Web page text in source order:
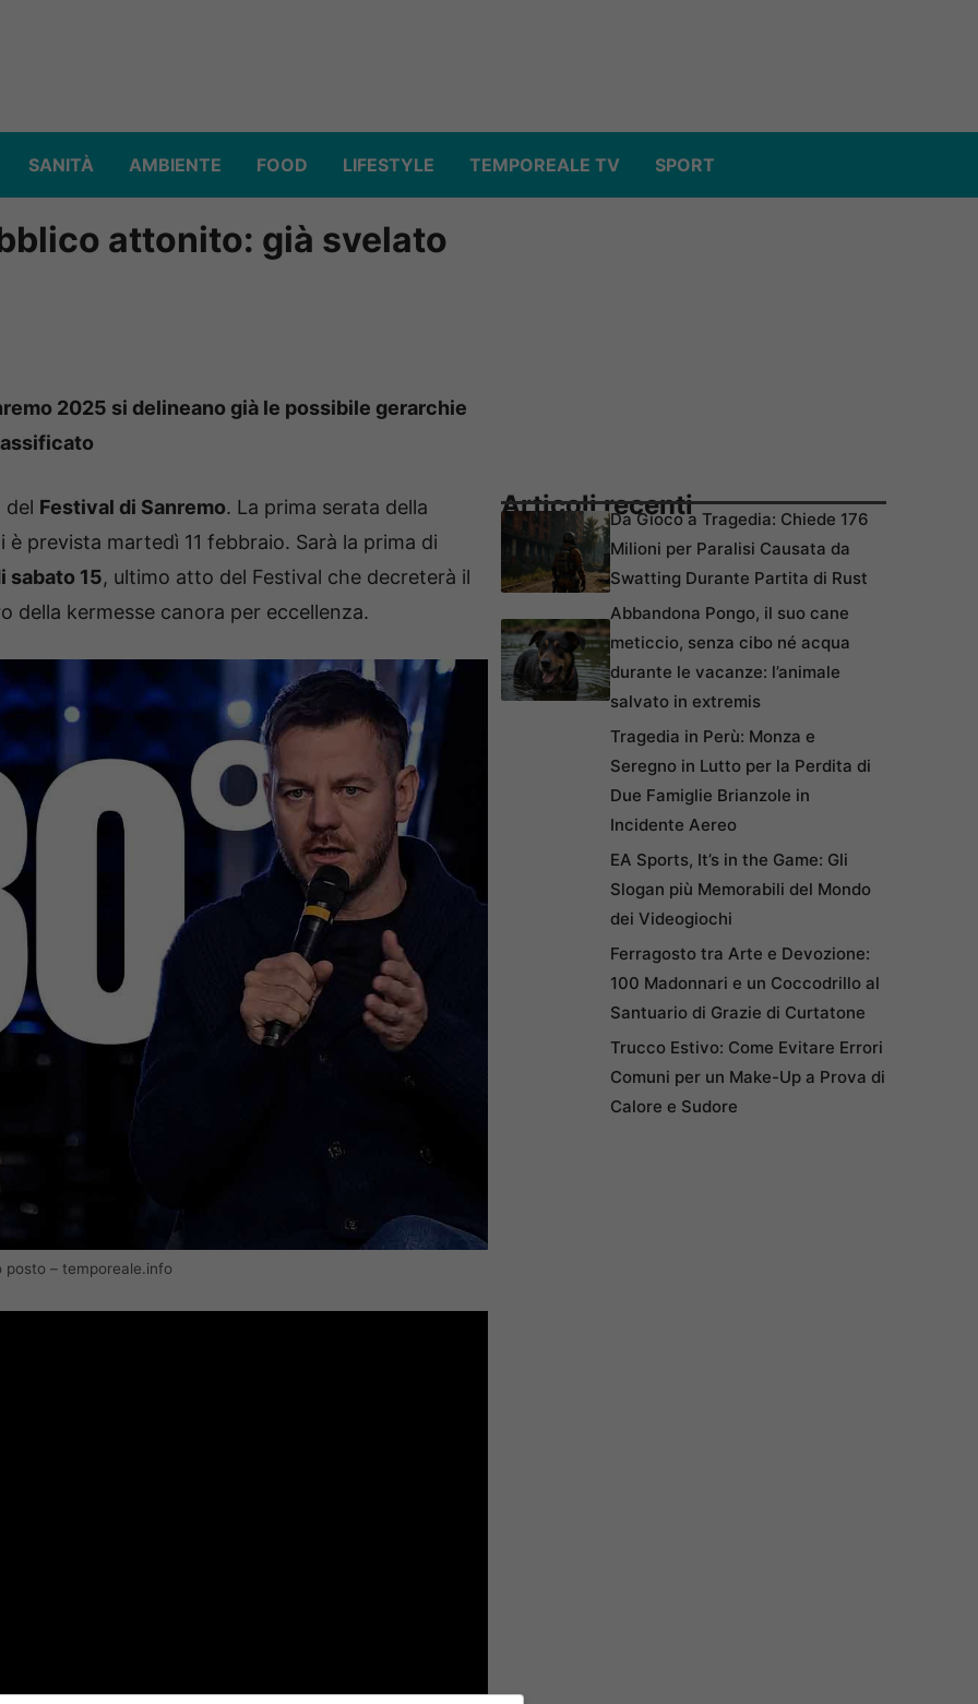
SANITÀ AMBIENTE FOOD LIFESTYLE TEMPOREALE TV SPORT
attonito: già svelato
2025 si delineano già le possibile gerarchie
del Festival di Sanremo. La prima serata della
prevista martedì 11 febbraio. Sarà la prima di
sabato 15, ultimo atto del Festival che decreterà il
della kermesse canora per eccellenza.
posto – temporeale.info
Articoli recentiDa Gioco a Tragedia: Chiede 176
Milioni per Paralisi Causata da
Swatting Durante Partita di Rust
Abbandona Pongo, il suo cane
meticcio, senza cibo né acqua
durante le vacanze: l’animale
salvato in extremis
Tragedia in Perù: Monza e
Seregno in Lutto per la Perdita di
Due Famiglie Brianzole in
Incidente Aereo
EA Sports, It’s in the Game: Gli
Slogan più Memorabili del Mondo
dei Videogiochi
Ferragosto tra Arte e Devozione:
100 Madonnari e un Coccodrillo al
Santuario di Grazie di Curtatone
Trucco Estivo: Come Evitare Errori
Comuni per un Make-Up a Prova di
Calore e Sudore